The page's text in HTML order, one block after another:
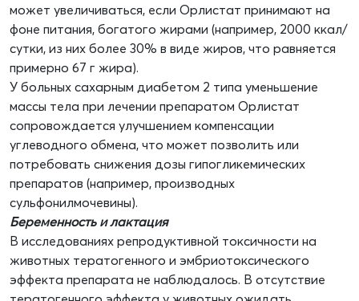
может увеличиваться, если Орлистат принимают на
фоне питания, богатого жирами (например, 2000 ккал/
сутки, из них более 30% в виде жиров, что равняется
примерно 67 г жира).
У больных сахарным диабетом 2 типа уменьшение
массы тела при лечении препаратом Орлистат
сопровождается улучшением компенсации
углеводного обмена, что может позволить или
потребовать снижения дозы гипогликемических
препаратов (например, производных
сульфонилмочевины).
Беременность и лактация
В исследованиях репродуктивной токсичности на
животных тератогенного и эмбриотоксического
эффекта препарата не наблюдалось. В отсутствие